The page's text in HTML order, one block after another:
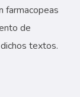
farmacopeas
de
textos.